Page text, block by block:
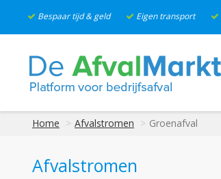
Bespaar tijd & geld Eigen transport
Home Afvalstromen Groenafval
Afvalstromen